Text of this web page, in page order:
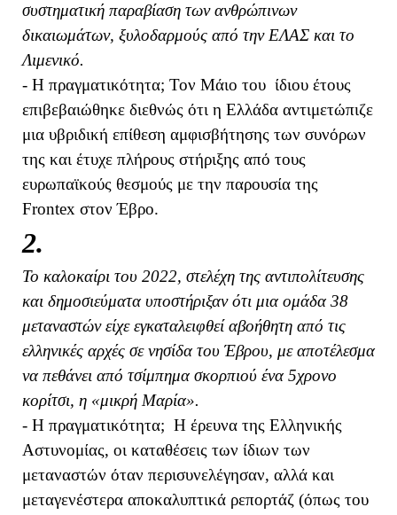
συστηματική παραβίαση των ανθρώπινων
δικαιωμάτων, ξυλοδαρμούς από την ΕΛΑΣ και το
Λιμενικό.
- Η πραγματικότητα; Τον Μάιο του ίδιου έτους
επιβεβαιώθηκε διεθνώς ότι η Ελλάδα αντιμετώπιζε
μια υβριδική επίθεση αμφισβήτησης των συνόρων
της και έτυχε πλήρους στήριξης από τους
ευρωπαϊκούς θεσμούς με την παρουσία της
Frontex στον Έβρο.
2.
Το καλοκαίρι του 2022, στελέχη της αντιπολίτευσης
και δημοσιεύματα υποστήριξαν ότι μια ομάδα 38
μεταναστών είχε εγκαταλειφθεί αβοήθητη από τις
ελληνικές αρχές σε νησίδα του Έβρου, με αποτέλεσμα
να πεθάνει από τσίμπημα σκορπιού ένα 5χρονο
κορίτσι, η «μικρή Μαρία».
- Η πραγματικότητα; Η έρευνα της Ελληνικής
Αστυνομίας, οι καταθέσεις των ίδιων των
μεταναστών όταν περισυνελέγησαν, αλλά και
μεταγενέστερα αποκαλυπτικά ρεπορτάζ (όπως του